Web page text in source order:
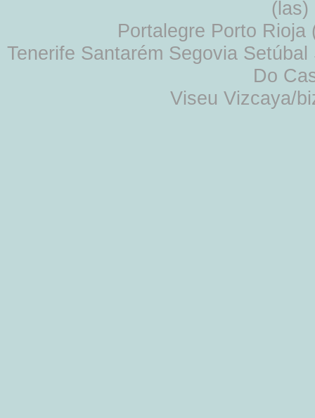
Portalegre Porto
Tenerife Santarém Segovia
Do
Viseu Vizcaya/